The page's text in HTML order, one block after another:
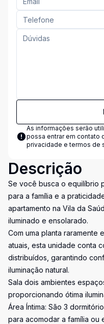
As informações serão
possa entrar em contato
privacidade e termos de
Descrição
Se você busca o equilíbrio
para a família e a
apartamento na Vila da
iluminado e ensolarado.
Com uma planta raramente
atuais, esta unidade conta
distribuídos, garantindo
iluminação natural.
Sala dois ambientes
proporcionando ótima
Área Íntima: São 3
para acomodar a família ou